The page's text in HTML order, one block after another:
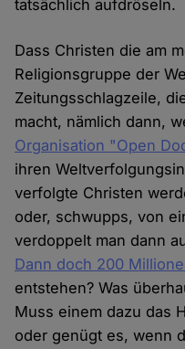
tatsächlich aufdröseln.
Dass Christen die am
Religionsgruppe der
Zeitungsschlagzeile,
macht, nämlich dann,
Organisation "Open
ihren
verfolgte Christen
oder, schwupps, von
verdoppelt man dann
Dann doch 200
entstehen? Was
Muss einem dazu das
oder genügt es, wenn